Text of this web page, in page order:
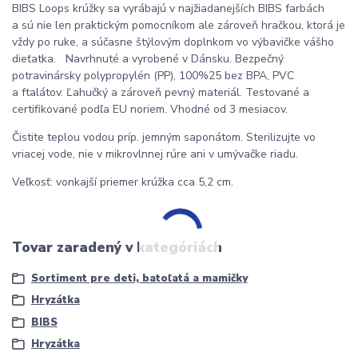
BIBS Loops krúžky sa vyrábajú v najžiadanejších BIBS farbách
a sú nie len praktickým pomocníkom ale zároveň hračkou, ktorá je
vždy po ruke, a súčasne štýlovým doplnkom vo výbavičke vášho
dieťatka. Navrhnuté a vyrobené v Dánsku. Bezpečný
potravinársky polypropylén (PP), 100%25 bez BPA, PVC
a ftalátov. Ľahučký a zároveň pevný materiál. Testované a
certifikované podľa EU noriem. Vhodné od 3 mesiacov.
Čistite teplou vodou príp. jemným saponátom. Sterilizujte vo
vriacej vode, nie v mikrovlnnej rúre ani v umývačke riadu.
Veľkosť: vonkajší priemer krúžka cca 5,2 cm.
Tovar zaradený v kategóriách
Sortiment pre deti, batoľatá a mamičky
Hryzátka
BIBS
Hryzátka